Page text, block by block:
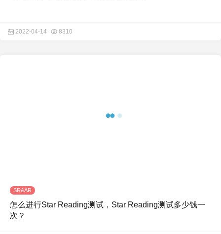
2022-04-14 8310
SR&AR
怎么进行Star Reading测试，Star Reading测试多少钱一
次？